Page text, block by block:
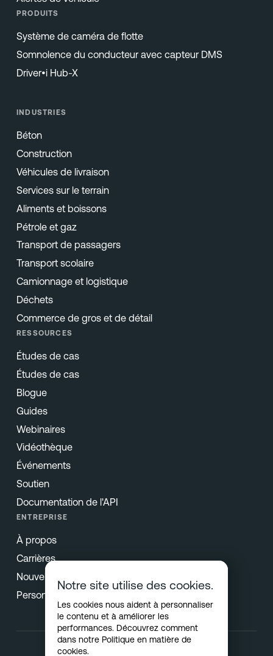
PRODUITS
Système de caméra de flotte
Somnolence du conducteur avec capteur DMS
Driver•i Hub-X
INDUSTRIES
Béton
Construction
Véhicules de livraison
Services sur le terrain
Aliments et boissons
Pétrole et gaz
Transport de passagers
Transport scolaire
Camionnage et logistique
Déchets
Commerce de gros et de détail
RESSOURCES
Études de cas
Études de cas
Blogue
Guides
Webinaires
Vidéothèque
Événements
Soutien
Documentation de l'API
ENTREPRISE
À propos
Carrières
Nouvelles et presse
Personne-ressource
Notre site utilise des cookies.
Les cookies nous aident à personnaliser
le contenu et à améliorer les
performances. Découvrez comment
dans notre Politique en matière de
cookies.